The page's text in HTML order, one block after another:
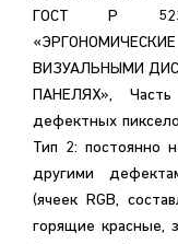
ГОСТ Р
ВИЗУАЛЬНЫМИ
ПАНЕЛЯХ», Часть 2. Стандарт
дефектных пикселов: Тип 1: постоянно горящие
Тип 2: постоянно не
другими
(ячеек RGB,
горящие красные,